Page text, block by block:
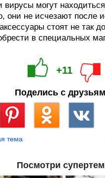
могут
они не исчезают после
стоят не так
в специальных
+11
Поделись с
тема
Посмотри